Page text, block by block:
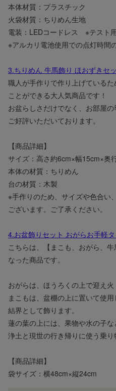
本体材質：プラスチック
火袋材質：ちりめん生地
電装：LEDコードレス ※テスト
※アルカリ電池使用での点灯時間
3.ちりめん 牛馬飾り ほおずきセ
職人が手作りで作り上げている
ことができる大人気商品です！
お盆らしさだけでなく、お部屋
ご好評いただいております。
【商品詳細】
サイズ：高さ約6cm×幅15cm×奥
本体の材質：ちりめん
台の材質：木製
※手作りのため、サイズや色合い
ございます。ご了承ください。
4.お盆飾りセット おがらお手軽
こちらは、【まこも、おがら、
なった商品です。
おがらは、ほうろくの上で迎え火
まこもは、盆棚の上に置いて使
結界として飾ります。
蓮の葉の上には、果物や水の子
浄土と現世の行き帰りに使う乗り
【商品詳細】
袋サイズ：横48cm×縦24cm